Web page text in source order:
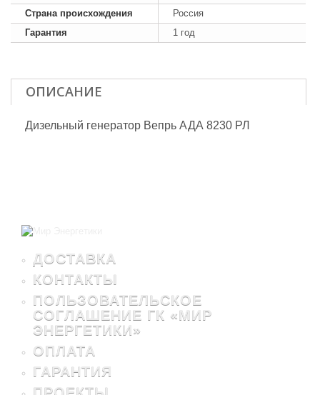
Страна происхождения
Россия
Гарантия
1 год
ОПИСАНИЕ
Дизельный генератор Вепрь АДА 8230 РЛ
ДОСТАВКА
КОНТАКТЫ
ПОЛЬЗОВАТЕЛЬСКОЕ
СОГЛАШЕНИЕ ГК «МИР
ЭНЕРГЕТИКИ»
ОПЛАТА
ГАРАНТИЯ